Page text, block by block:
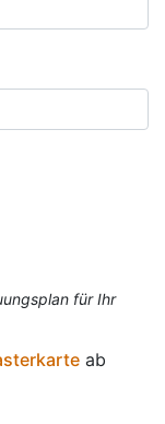
für Ihr
ab